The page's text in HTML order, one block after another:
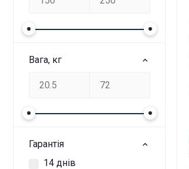
Вага, кг
Гарантія
14 днів